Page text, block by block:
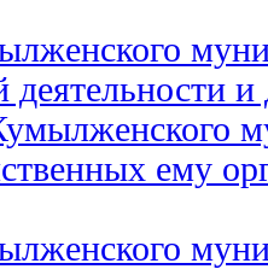
деятельности
ему